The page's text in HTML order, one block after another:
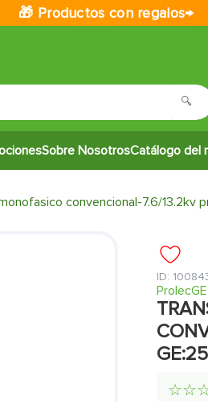
🎁 Productos con regalos→
Sobre NosotrosCatálogo del
convencional-7.6/13.2kv
:
ProlecGE
☆☆